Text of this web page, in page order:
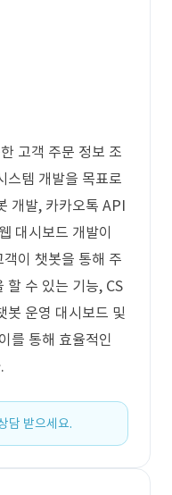
고객 주문 정보 조
스템 개발을 목표로
개발, 카카오톡 API
대시보드 개발이
이 챗봇을 통해 주
할 수 있는 기능, CS
봇 운영 대시보드 및
를 통해 효율적인
담 받으세요.